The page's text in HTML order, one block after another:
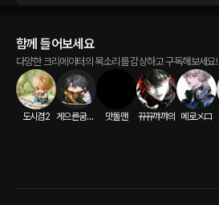
함께 들어보세요
다양한 크리에이터의 목소리를 감상하고 구독해보세요!
도시겸2 게으른굼벵이 맛돌맨 뀨뀨꺄꺄의 메로メロ